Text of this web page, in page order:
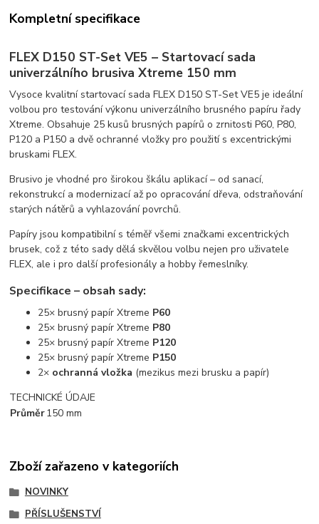
Kompletní specifikace
FLEX D150 ST-Set VE5 – Startovací sada
univerzálního brusiva Xtreme 150 mm
Vysoce kvalitní startovací sada FLEX D150 ST-Set VE5 je ideální
volbou pro testování výkonu univerzálního brusného papíru řady
Xtreme. Obsahuje 25 kusů brusných papírů o zrnitosti P60, P80,
P120 a P150 a dvě ochranné vložky pro použití s excentrickými
bruskami FLEX.
Brusivo je vhodné pro širokou škálu aplikací – od sanací,
rekonstrukcí a modernizací až po opracování dřeva, odstraňování
starých nátěrů a vyhlazování povrchů.
Papíry jsou kompatibilní s téměř všemi značkami excentrických
brusek, což z této sady dělá skvělou volbu nejen pro uživatele
FLEX, ale i pro další profesionály a hobby řemeslníky.
Specifikace – obsah sady:
25× brusný papír Xtreme P60
25× brusný papír Xtreme P80
25× brusný papír Xtreme P120
25× brusný papír Xtreme P150
2× ochranná vložka (mezikus mezi brusku a papír)
TECHNICKÉ ÚDAJE
Průměr150 mm
Zboží zařazeno v kategoriích
NOVINKY
PŘÍSLUŠENSTVÍ